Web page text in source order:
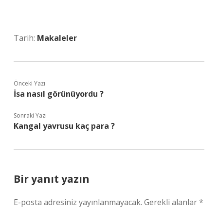
Tarih: Makaleler
Önceki Yazı
İsa nasıl görünüyordu ?
Sonraki Yazı
Kangal yavrusu kaç para ?
Bir yanıt yazın
E-posta adresiniz yayınlanmayacak. Gerekli alanlar*